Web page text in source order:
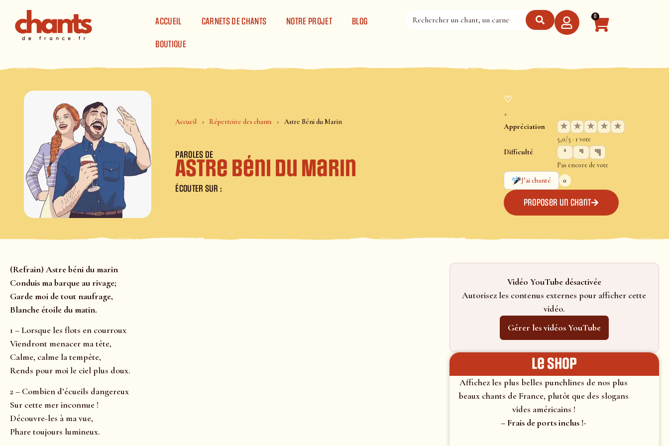
ACCUEIL CARNETS DE CHANTS NOTRE PROJET BLOG
BOUTIQUE
0
Accueil Répertoire des chants Astre Béni du Marin
PAROLES DE
Astre Béni du Marin
ÉCOUTER SUR :
♡
+
Appréciation ★ ★ ★ ★ ★
5,0/5 · 1 vote
Difficulté
Pas encore de vote
J’ai chanté
0
Proposer un chant
(Refrain) Astre béni du marin
Conduis ma barque au rivage;
Garde moi de tout naufrage,
Blanche étoile du matin.
1 – Lorsque les flots en courroux
Viendront menacer ma tête,
Calme, calme la tempête,
Rends pour moi le ciel plus doux.
2 – Combien d’écueils dangereux
Sur cette mer inconnue !
Découvre-les à ma vue,
Phare toujours lumineux.
Vidéo YouTube désactivée
Autorisez les contenus externes pour afficher cette
vidéo.
Gérer les vidéos YouTube
le shop
Affichez les plus belles punchlines de nos plus
beaux chants de France, plutôt que des slogans
vides américains !
– Frais de ports inclus !-